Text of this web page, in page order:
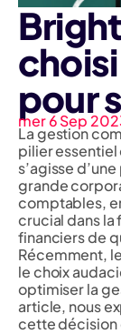
pour
mer 6 Sep
La gestion
pilier essentiel
s’agisse
grande
comptables,
crucial dans la
financiers de
Récemment,
le choix
optimiser la
article, nous
cette décision